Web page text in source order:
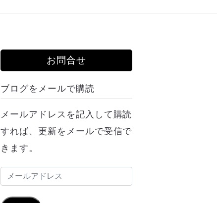
お問合せ
ブログをメールで購読
メールアドレスを記入して購読
すれば、更新をメールで受信で
きます。